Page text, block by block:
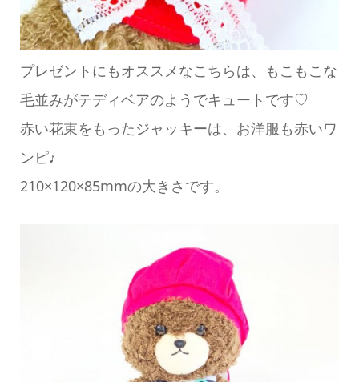
プレゼントにもオススメなこちらは、もこもこな
毛並みがテディベアのようでキュートです♡
赤い花束をもったジャッキーは、お洋服も赤いワ
ンピ♪
210×120×85mmの大きさです。